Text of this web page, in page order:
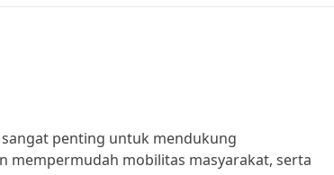
penting untuk mendukung
mobilitas masyarakat, serta